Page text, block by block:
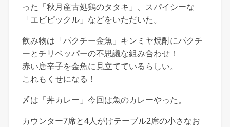
った「秋月産古処鶏のタタキ」、スパイシーな
「エビピックル」などをいただいた。
飲み物は「パクチー金魚」キンミヤ焼酎にパクチ
ーとチリペッパーの不思議な組み合わせ！
赤い唐辛子を金魚に見立てているらしい。
これもくせになる！
〆は「丼カレー」今回は魚のカレーやった。
カウンター7席と4人がけテーブル2席の小さなお